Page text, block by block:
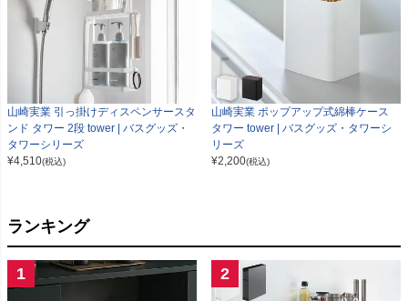
山崎実業 引っ掛けディスペンサースタ
ンド タワー 2段 tower | バスグッズ・
タワーシリーズ
¥4,510(税込)
山崎実業 ポップアップ式綿棒ケース
タワー tower | バスグッズ・タワーシ
リーズ
¥2,200(税込)
ランキング
1 2